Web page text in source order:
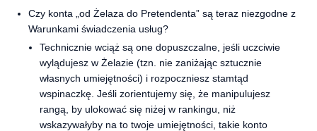
Czy konta „od Żelaza do Pretendenta” są teraz niezgodne z
Warunkami świadczenia usług?
Technicznie wciąż są one dopuszczalne, jeśli uczciwie
wylądujesz w Żelazie (tzn. nie zaniżając sztucznie
własnych umiejętności) i rozpoczniesz stamtąd
wspinaczkę. Jeśli zorientujemy się, że manipulujesz
rangą, by ulokować się niżej w rankingu, niż
wskazywałyby na to twoje umiejętności, takie konto